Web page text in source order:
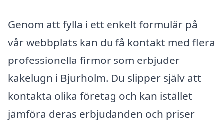
Genom att fylla i ett enkelt formulär på
vår webbplats kan du få kontakt med flera
professionella firmor som erbjuder
kakelugn i Bjurholm. Du slipper själv att
kontakta olika företag och kan istället
jämföra deras erbjudanden och priser